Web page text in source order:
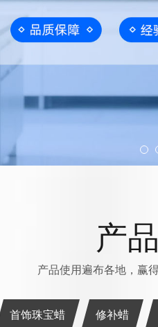
产
产品使用遍布各地，赢
首饰珠宝蜡 修补蜡